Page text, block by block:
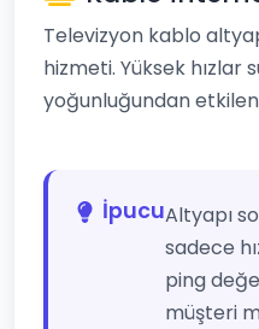
Televizyon kablo
hizmeti. Yüksek hızlar
yoğunluğundan
İpucuAltyapı
sadece
ping
müşteri